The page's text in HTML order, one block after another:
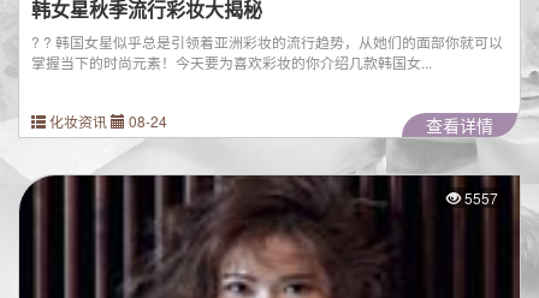
韩女星秋季流行彩妆大揭秘
? ? 韩国女星似乎总是引领着亚洲彩妆的流行趋势，从她们的面部你就可以
掌握当下的时尚元素！今天要为喜欢彩妆的你介绍几款韩国女...
化妆资讯 08-24 查看详情
5557